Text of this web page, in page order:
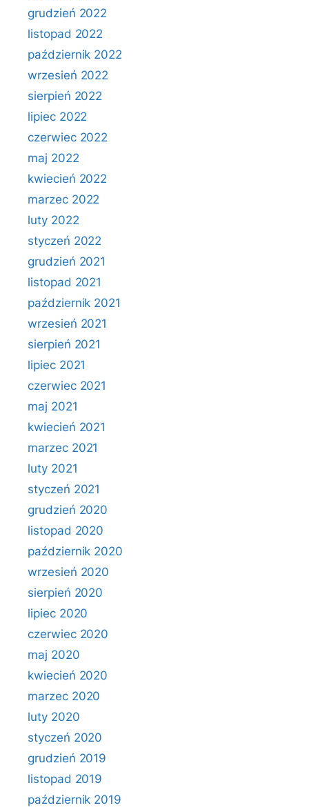
grudzień 2022
listopad 2022
październik 2022
wrzesień 2022
sierpień 2022
lipiec 2022
czerwiec 2022
maj 2022
kwiecień 2022
marzec 2022
luty 2022
styczeń 2022
grudzień 2021
listopad 2021
październik 2021
wrzesień 2021
sierpień 2021
lipiec 2021
czerwiec 2021
maj 2021
kwiecień 2021
marzec 2021
luty 2021
styczeń 2021
grudzień 2020
listopad 2020
październik 2020
wrzesień 2020
sierpień 2020
lipiec 2020
czerwiec 2020
maj 2020
kwiecień 2020
marzec 2020
luty 2020
styczeń 2020
grudzień 2019
listopad 2019
październik 2019